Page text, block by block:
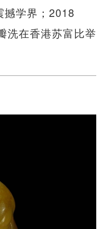
撼学界；2018
洗在香港苏富比举